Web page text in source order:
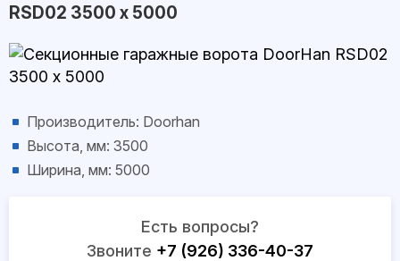
RSD02 3500 х 5000
Производитель: Doorhan
Высота, мм: 3500
Ширина, мм: 5000
Есть вопросы?
Звоните +7 (926) 336-40-37